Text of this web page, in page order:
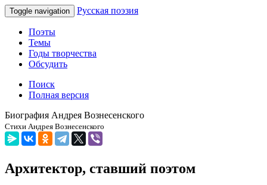
Toggle navigation Русская поэзия
Поэты
Темы
Годы творчества
Обсудить
Поиск
Полная версия
Биография Андрея Вознесенского
Стихи Андрея Вознесенского
Архитектор, ставший поэтом